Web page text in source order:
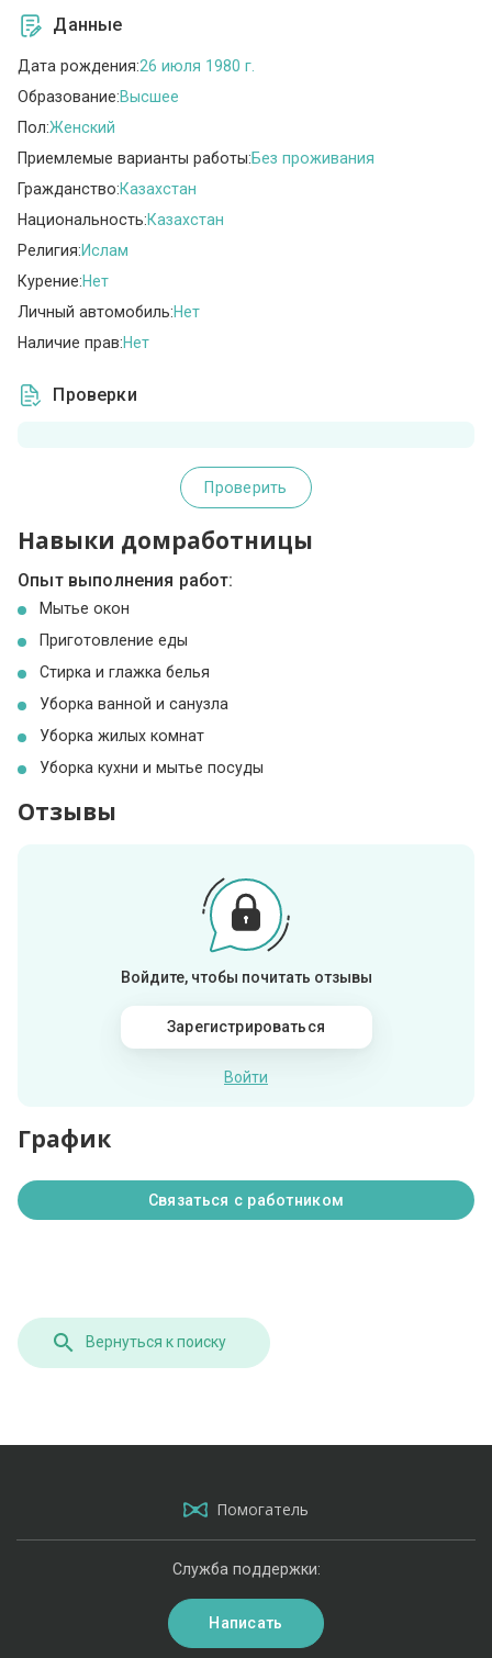
Данные
Дата рождения:26 июля 1980 г.
Образование:Высшее
Пол:Женский
Приемлемые варианты работы:Без проживания
Гражданство:Казахстан
Национальность:Казахстан
Религия:Ислам
Курение:Нет
Личный автомобиль:Нет
Наличие прав:Нет
Проверки
Проверить
Навыки домработницы
Опыт выполнения работ:
Мытье окон
Приготовление еды
Стирка и глажка белья
Уборка ванной и санузла
Уборка жилых комнат
Уборка кухни и мытье посуды
Отзывы
Войдите, чтобы почитать отзывы
Зарегистрироваться
Войти
График
Связаться с работником
Вернуться к поиску
Помогатель
Служба поддержки:
Написать